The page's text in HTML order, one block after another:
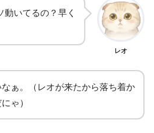
動いてるの？早く
レオ
なぁ。（レオが来たから落ち着か
ゃ）